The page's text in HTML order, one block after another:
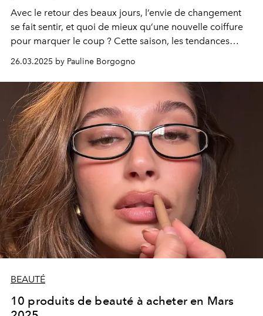
Avec le retour des beaux jours, l’envie de changement
se fait sentir, et quoi de mieux qu’une nouvelle coiffure
pour marquer le coup ? Cette saison, les tendances
capillaires misent sur le naturel, la légèreté et une
touche de rétro. Voici les cinq styles incontournables à
adopter au printemps.
26.03.2025 by Pauline Borgogno
BEAUTÉ
10 produits de beauté à acheter en Mars